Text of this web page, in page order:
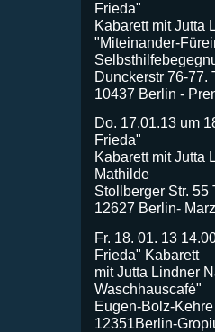
Frieda"
Kabarett mit Jutta
"Miteinander-
Dunckerstr 76-77.
10437 Berlin -
Do. 17.01.13 um
Frieda"
Kabarett mit Jutta
Mathilde
Stollberger Str. 55
12627 Berlin-
Fr. 18. 01. 13
Frieda" Kabarett
mit Jutta Lindner
Waschhauscafé"
Eugen-Bolz-
12351Berlin-